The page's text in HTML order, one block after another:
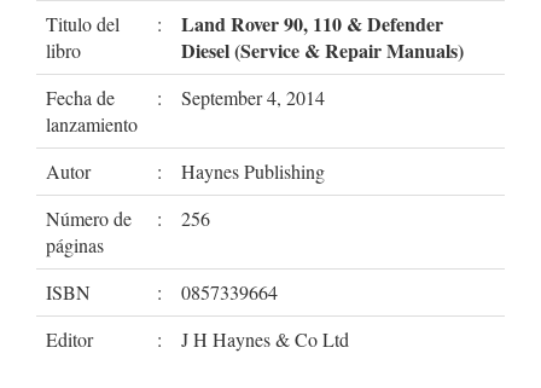
Titulo del
libro
:
Land Rover 90, 110 & Defender
Diesel (Service & Repair Manuals)
Fecha de
lanzamiento
: September 4, 2014
Autor :
Haynes Publishing
Número de
páginas
: 256
ISBN :
0857339664
Editor
: J H Haynes & Co Ltd